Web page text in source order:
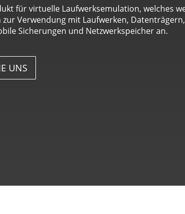
für virtuelle Laufwerksemulation, welches
Verwendung mit Laufwerken, Datenträgern,
Sicherungen und Netzwerkspeicher an.
UNS